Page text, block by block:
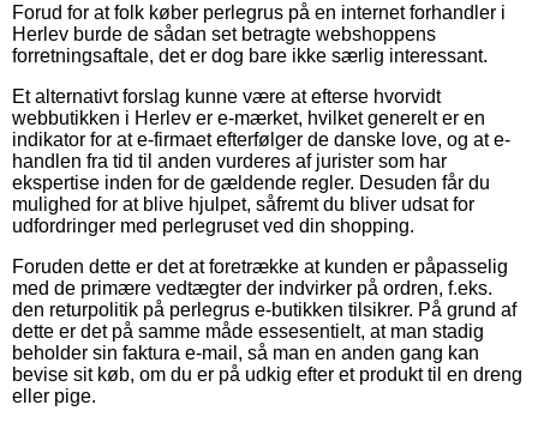
Forud for at folk køber perlegrus på en internet forhandler i
Herlev burde de sådan set betragte webshoppens
forretningsaftale, det er dog bare ikke særlig interessant.
Et alternativt forslag kunne være at efterse hvorvidt
webbutikken i Herlev er e-mærket, hvilket generelt er en
indikator for at e-firmaet efterfølger de danske love, og at e-
handlen fra tid til anden vurderes af jurister som har
ekspertise inden for de gældende regler. Desuden får du
mulighed for at blive hjulpet, såfremt du bliver udsat for
udfordringer med perlegruset ved din shopping.
Foruden dette er det at foretrække at kunden er påpasselig
med de primære vedtægter der indvirker på ordren, f.eks.
den returpolitik på perlegrus e-butikken tilsikrer. På grund af
dette er det på samme måde essesentielt, at man stadig
beholder sin faktura e-mail, så man en anden gang kan
bevise sit køb, om du er på udkig efter et produkt til en dreng
eller pige.